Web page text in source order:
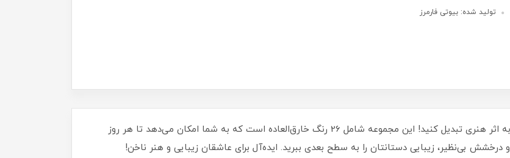
تولید شده: بیوتی فارمرز
با شاتر کروم و گلس ناخن بیوتی فارمرز، ناخن‌های خود را به اثر هنری تبدیل کنید! این مجموعه شامل 26 رنگ خارق‌العاده است که به شما امکان می‌دهد تا هر روز
بی‌نظیر، زیبایی دستانتان را به سطح بعدی ببرید. ایده‌آل برای عاشقان زیبایی و هنر ناخن!